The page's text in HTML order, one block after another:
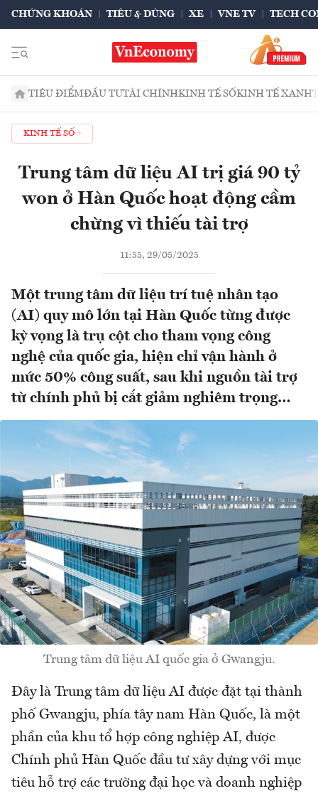
CHỨNG KHOÁN TIÊU & DÙNG XE VNE TV TECH
TIÊU ĐIỂMĐẦU TƯTÀI CHÍNHKINH TẾ SỐKINH TẾ XANH
KINH TẾ SỐ
Trung tâm dữ liệu AI trị giá 90 tỷ
won ở Hàn Quốc hoạt động cầm
chừng vì thiếu tài trợ
11:55, 29/05/2025
Một trung tâm dữ liệu trí tuệ nhân tạo
(AI) quy mô lớn tại Hàn Quốc từng được
kỳ vọng là trụ cột cho tham vọng công
nghệ của quốc gia, hiện chỉ vận hành ở
mức 50% công suất, sau khi nguồn tài trợ
từ chính phủ bị cắt giảm nghiêm trọng…
Trung tâm dữ liệu AI quốc gia ở Gwangju.
Đây là Trung tâm dữ liệu AI được đặt tại thành
phố Gwangju, phía tây nam Hàn Quốc, là một
phần của khu tổ hợp công nghiệp AI, được
Chính phủ Hàn Quốc đầu tư xây dựng với mục
tiêu hỗ trợ các trường đại học và doanh nghiệp